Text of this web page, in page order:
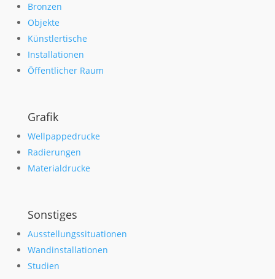
Bronzen
Objekte
Künstlertische
Installationen
Öffentlicher Raum
Grafik
Wellpappedrucke
Radierungen
Materialdrucke
Sonstiges
Ausstellungssituationen
Wandinstallationen
Studien